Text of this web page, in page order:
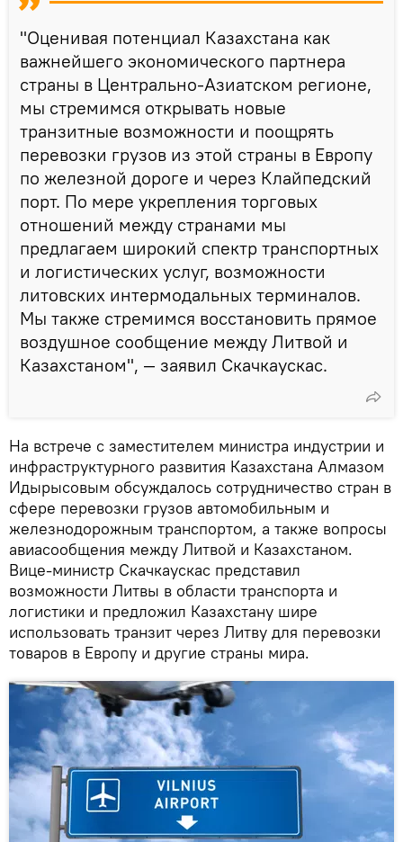
"Оценивая потенциал Казахстана как
важнейшего экономического партнера
страны в Центрально-Азиатском регионе,
мы стремимся открывать новые
транзитные возможности и поощрять
перевозки грузов из этой страны в Европу
по железной дороге и через Клайпедский
порт. По мере укрепления торговых
отношений между странами мы
предлагаем широкий спектр транспортных
и логистических услуг, возможности
литовских интермодальных терминалов.
Мы также стремимся восстановить прямое
воздушное сообщение между Литвой и
Казахстаном", — заявил Скачкаускас.
На встрече с заместителем министра индустрии и
инфраструктурного развития Казахстана Алмазом
Идырысовым обсуждалось сотрудничество стран в
сфере перевозки грузов автомобильным и
железнодорожным транспортом, а также вопросы
авиасообщения между Литвой и Казахстаном.
Вице-министр Скачкаускас представил
возможности Литвы в области транспорта и
логистики и предложил Казахстану шире
использовать транзит через Литву для перевозки
товаров в Европу и другие страны мира.